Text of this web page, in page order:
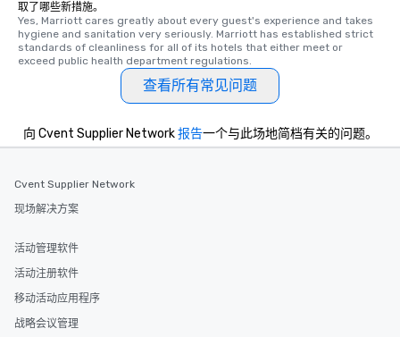
取了哪些新措施。
Yes, Marriott cares greatly about every guest's experience and takes
hygiene and sanitation very seriously. Marriott has established strict
standards of cleanliness for all of its hotels that either meet or
exceed public health department regulations.
查看所有常见问题
向 Cvent Supplier Network报告一个与此场地简档有关的问题。
Cvent Supplier Network
现场解决方案
活动管理软件
活动注册软件
移动活动应用程序
战略会议管理